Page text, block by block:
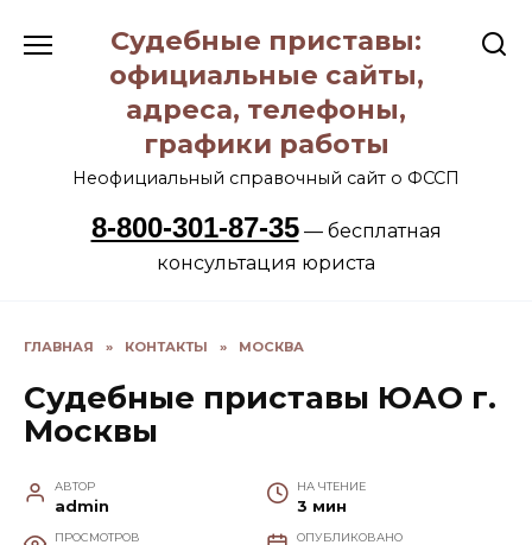
содержанию
Судебные приставы:
официальные сайты,
адреса, телефоны,
графики работы
Неофициальный справочный сайт о ФССП
8-800-301-87-35— бесплатная
консультация юриста
ГЛАВНАЯ » КОНТАКТЫ » МОСКВА
Судебные приставы ЮАО г.
Москвы
АВТОР
admin
НА ЧТЕНИЕ
3 мин
ПРОСМОТРОВ ОПУБЛИКОВАНО